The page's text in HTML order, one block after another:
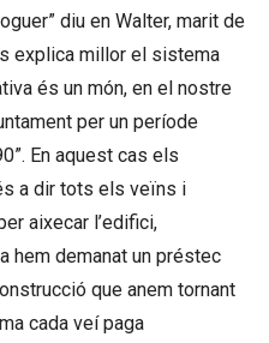
diu en Walter, marit de
explica millor el sistema
és un món, en el nostre
per un període
En aquest cas els
a dir tots els veïns i
aixecar l’edifici,
hem demanat un préstec
que anem tornant
cada veí paga